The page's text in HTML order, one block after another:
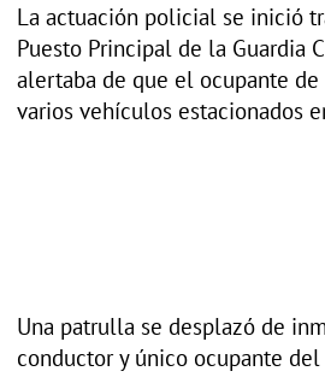
La actuación policial se inició
Puesto Principal de la Guardia
alertaba de que el ocupante de
varios vehículos estacionados
Una patrulla se desplazó de
conductor y único ocupante